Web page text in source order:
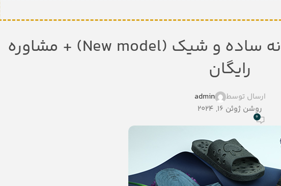
فروش عمده دمپایی مردانه ساده و شیک (New model) + مشاوره
رایگان
ارسال توسط
admin
روشن ژوئن 16, 2024
0